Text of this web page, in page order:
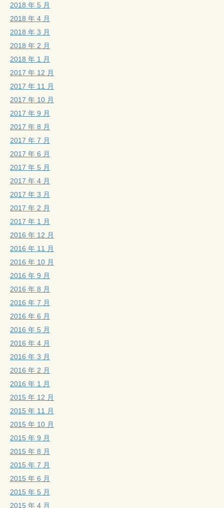
2018 年 5 月
2018 年 4 月
2018 年 3 月
2018 年 2 月
2018 年 1 月
2017 年 12 月
2017 年 11 月
2017 年 10 月
2017 年 9 月
2017 年 8 月
2017 年 7 月
2017 年 6 月
2017 年 5 月
2017 年 4 月
2017 年 3 月
2017 年 2 月
2017 年 1 月
2016 年 12 月
2016 年 11 月
2016 年 10 月
2016 年 9 月
2016 年 8 月
2016 年 7 月
2016 年 6 月
2016 年 5 月
2016 年 4 月
2016 年 3 月
2016 年 2 月
2016 年 1 月
2015 年 12 月
2015 年 11 月
2015 年 10 月
2015 年 9 月
2015 年 8 月
2015 年 7 月
2015 年 6 月
2015 年 5 月
2015 年 4 月